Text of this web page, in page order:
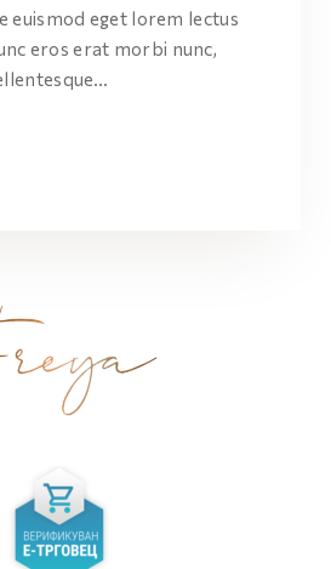
euismod eget lorem lectus
eros erat morbi nunc,